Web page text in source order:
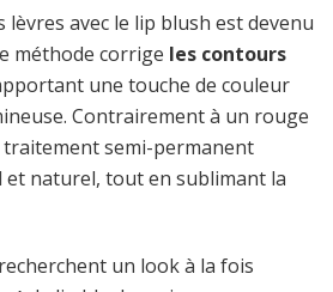
lèvres avec le lip blush est devenu
méthode corrige les contours
une touche de couleur
Contrairement à un rouge
traitement semi-permanent
naturel, tout en sublimant la
un look à la fois